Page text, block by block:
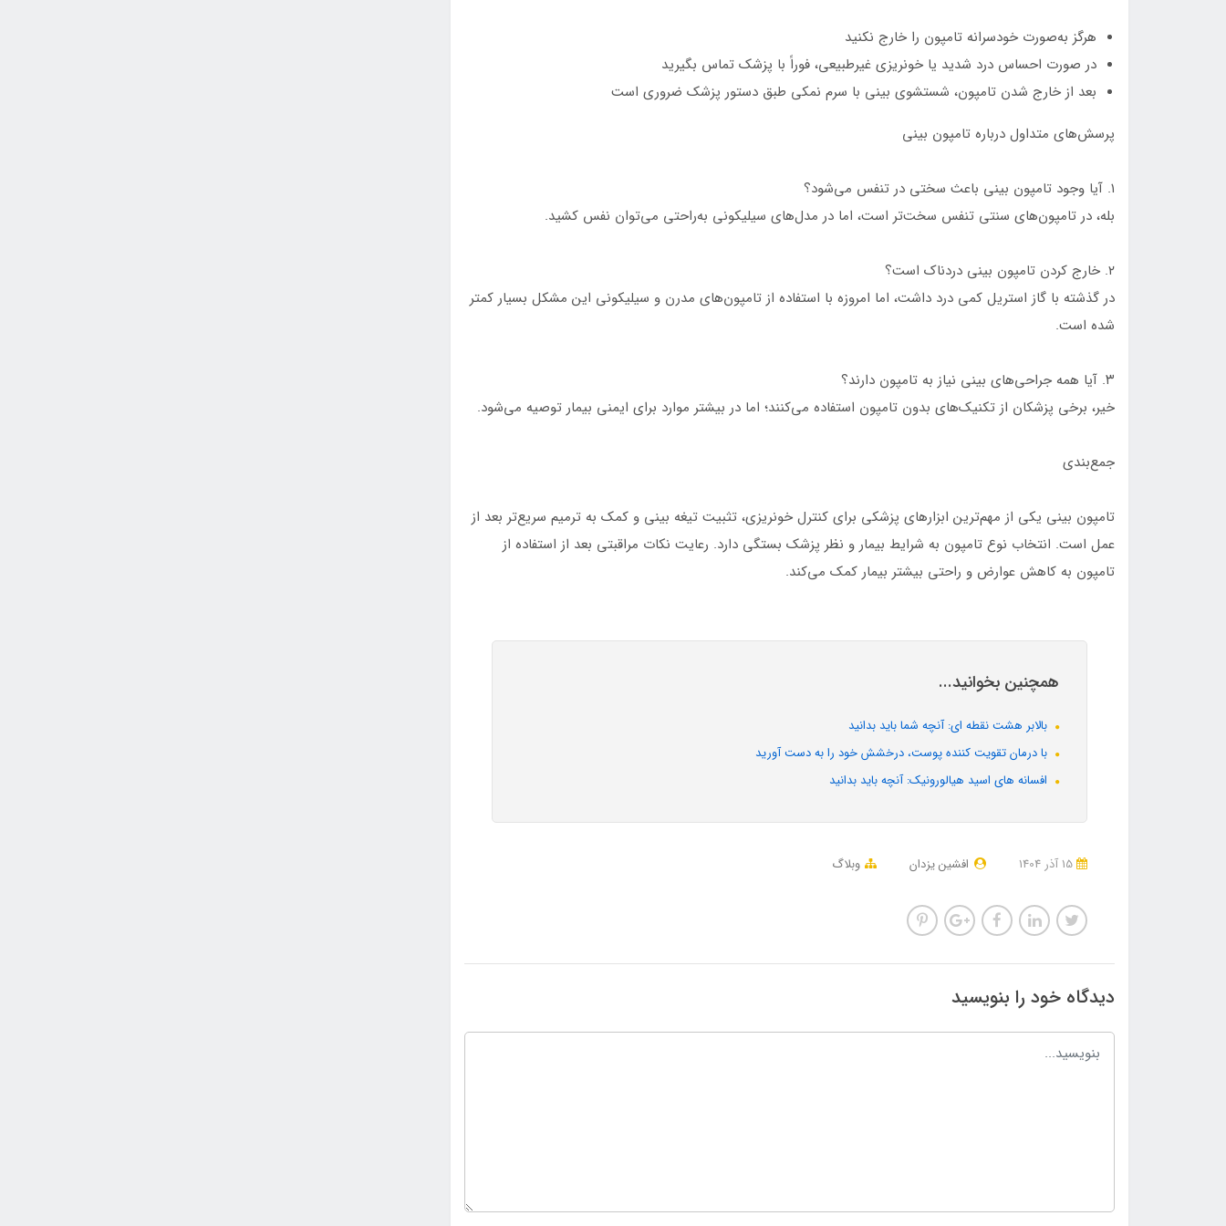
هرگز به‌صورت خودسرانه تامپون را خارج نکنید
در صورت احساس درد شدید یا خونریزی غیرطبیعی، فوراً با پزشک تماس بگیرید
بعد از خارج شدن تامپون، شستشوی بینی با سرم نمکی طبق دستور پزشک ضروری است
پرسش‌های متداول درباره تامپون بینی
۱. آیا وجود تامپون بینی باعث سختی در تنفس می‌شود؟
بله، در تامپون‌های سنتی تنفس سخت‌تر است، اما در مدل‌های سیلیکونی به‌راحتی می‌توان نفس کشید.
۲. خارج کردن تامپون بینی دردناک است؟
در گذشته با گاز استریل کمی درد داشت، اما امروزه با استفاده از تامپون‌های مدرن و سیلیکونی این مشکل بسیار کمتر
شده است.
۳. آیا همه جراحی‌های بینی نیاز به تامپون دارند؟
خیر، برخی پزشکان از تکنیک‌های بدون تامپون استفاده می‌کنند؛ اما در بیشتر موارد برای ایمنی بیمار توصیه می‌شود.
جمع‌بندی
تامپون بینی یکی از مهم‌ترین ابزارهای پزشکی برای کنترل خونریزی، تثبیت تیغه بینی و کمک به ترمیم سریع‌تر بعد از
عمل است. انتخاب نوع تامپون به شرایط بیمار و نظر پزشک بستگی دارد. رعایت نکات مراقبتی بعد از استفاده از
تامپون به کاهش عوارض و راحتی بیشتر بیمار کمک می‌کند.
همچنین بخوانید...
بالابر هشت نقطه ای: آنچه شما باید بدانید
با درمان تقویت کننده پوست، درخشش خود را به دست آورید
افسانه های اسید هیالورونیک: آنچه باید بدانید
افشین یزدان وبلاگ
دیدگاه خود را بنویسید